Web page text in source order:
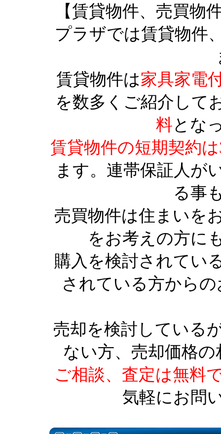
【賃貸物件、売買物
プラザでは賃貸物件
賃貸物件は家具家電
を数多くご紹介して
料とな
賃貸物件の短期契約
ます。連帯保証人が
る事
売買物件は住まいを
をお考えの方に
購入を検討されてい
されている方から
売却を検討している
ない方、売却価格
ご相談、査定は無料
気軽にお問